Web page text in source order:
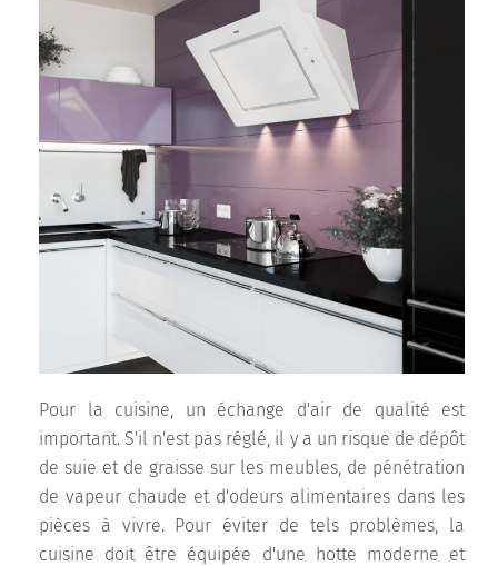
Pour la cuisine, un échange d'air de qualité est
important. S'il n'est pas réglé, il y a un risque de dépôt
de suie et de graisse sur les meubles, de pénétration
de vapeur chaude et d'odeurs alimentaires dans les
pièces à vivre. Pour éviter de tels problèmes, la
cuisine doit être équipée d'une hotte moderne et